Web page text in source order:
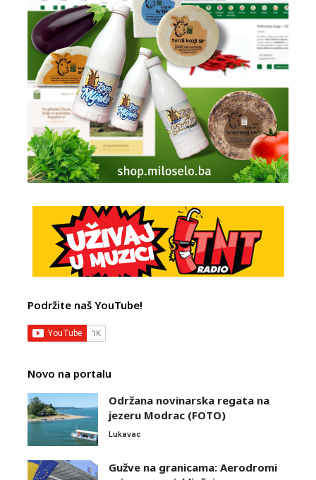
Podržite naš YouTube!
Novo na portalu
Održana novinarska regata na
jezeru Modrac (FOTO)
Lukavac
Gužve na granicama: Aerodromi